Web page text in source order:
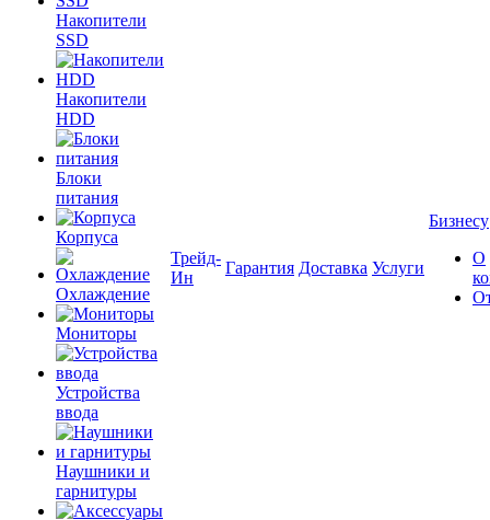
Накопители
SSD
Накопители
HDD
Блоки
питания
Корпуса
Охлаждение
Мониторы
Устройства
ввода
Наушники и
гарнитуры
Трейд-
Ин
Гарантия Доставка Услуги
Бизнесу
О